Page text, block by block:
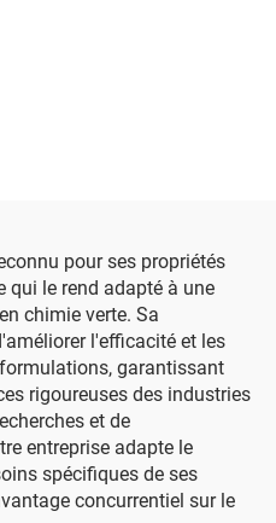
pour ses propriétés
qui le rend adapté à une
chimie verte. Sa
l'efficacité et les
garantissant
rigoureuses des industries
et de
entreprise adapte le
spécifiques de ses
concurrentiel sur le